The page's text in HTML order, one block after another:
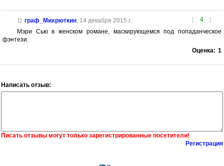
[ 4 ]
граф_Михрюткин, 14 декабря 2015 г.
Мэри Сью в женском романе, маскирующемся под попаданческое
фэнтези.
Оценка: 1
Написать отзыв:
Писать отзывы могут только зарегистрированные посетители!
Регистрация